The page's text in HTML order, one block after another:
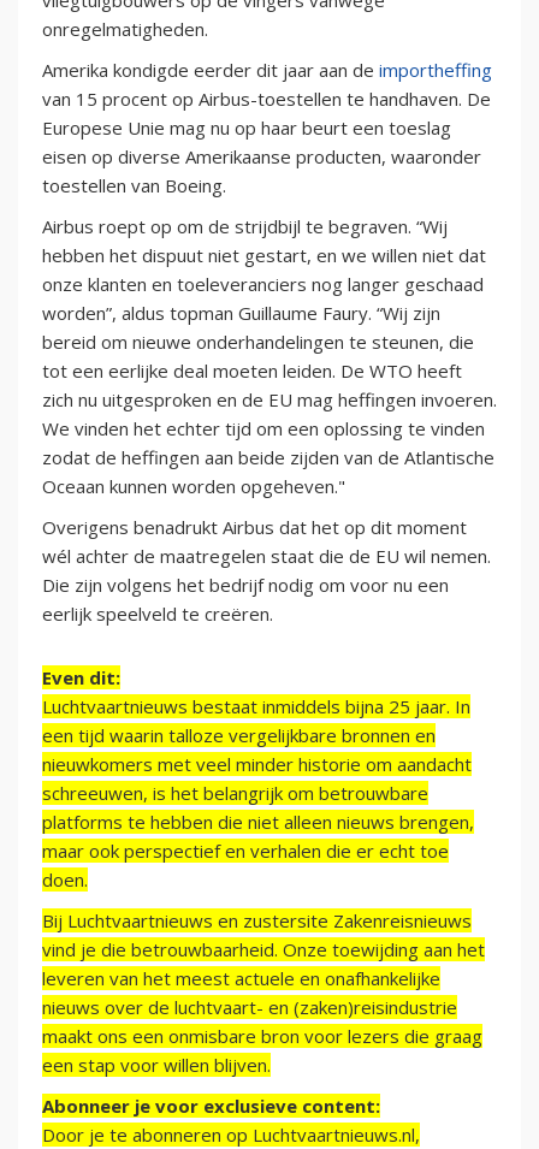
onregelmatigheden.
Amerika kondigde eerder dit jaar aan de importheffing
van 15 procent op Airbus-toestellen te handhaven. De
Europese Unie mag nu op haar beurt een toeslag
eisen op diverse Amerikaanse producten, waaronder
toestellen van Boeing.
Airbus roept op om de strijdbijl te begraven. “Wij
hebben het dispuut niet gestart, en we willen niet dat
onze klanten en toeleveranciers nog langer geschaad
worden”, aldus topman Guillaume Faury. “Wij zijn
bereid om nieuwe onderhandelingen te steunen, die
tot een eerlijke deal moeten leiden. De WTO heeft
zich nu uitgesproken en de EU mag heffingen invoeren.
We vinden het echter tijd om een oplossing te vinden
zodat de heffingen aan beide zijden van de Atlantische
Oceaan kunnen worden opgeheven."
Overigens benadrukt Airbus dat het op dit moment
wél achter de maatregelen staat die de EU wil nemen.
Die zijn volgens het bedrijf nodig om voor nu een
eerlijk speelveld te creëren.
Even dit:
Luchtvaartnieuws bestaat inmiddels bijna 25 jaar. In
een tijd waarin talloze vergelijkbare bronnen en
nieuwkomers met veel minder historie om aandacht
schreeuwen, is het belangrijk om betrouwbare
platforms te hebben die niet alleen nieuws brengen,
maar ook perspectief en verhalen die er echt toe
doen.
Bij Luchtvaartnieuws en zustersite Zakenreisnieuws
vind je die betrouwbaarheid. Onze toewijding aan het
leveren van het meest actuele en onafhankelijke
nieuws over de luchtvaart- en (zaken)reisindustrie
maakt ons een onmisbare bron voor lezers die graag
een stap voor willen blijven.
Abonneer je voor exclusieve content:
Door je te abonneren op Luchtvaartnieuws.nl,